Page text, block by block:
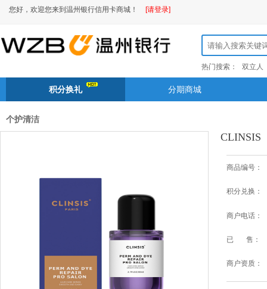
您好，欢迎您来到温州银行信用卡商城！ [请登录]
热门搜索： 双立人
积分换礼 分期商城
个护清洁
CLINSIS
商品编号：
积分兑换：
商户电话：
已 售：
商户资质：